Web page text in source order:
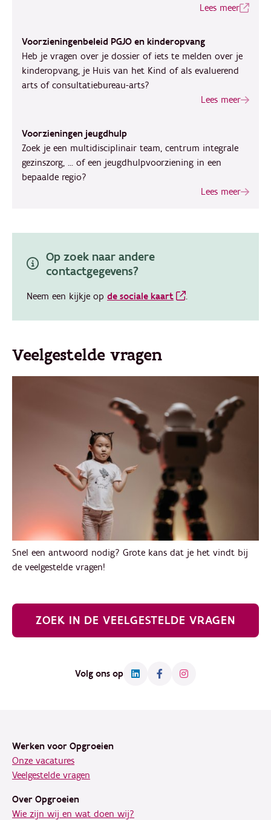
Lees meer
Voorzieningenbeleid PGJO en kinderopvang
Heb je vragen over je dossier of iets te melden over je
kinderopvang, je Huis van het Kind of als evaluerend
arts of consultatiebureau-arts?
Lees meer
Voorzieningen jeugdhulp
Zoek je een multidisciplinair team, centrum integrale
gezinszorg, ... of een jeugdhulpvoorziening in een
bepaalde regio?
Lees meer
Op zoek naar andere
contactgegevens?
Neem een kijkje op de sociale kaart .
Veelgestelde vragen
Snel een antwoord nodig? Grote kans dat je het vindt bij
de veelgestelde vragen!
ZOEK IN DE VEELGESTELDE VRAGEN
Volg ons op
Werken voor Opgroeien
Onze vacatures
Veelgestelde vragen
Over Opgroeien
Wie zijn wij en wat doen wij?